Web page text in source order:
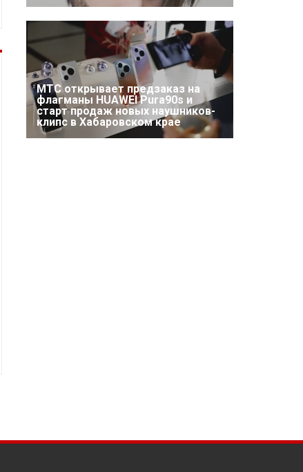
МТС открывает предзаказ на
флагманы HUAWEI Pura90s и
старт продаж новых наушников-
клипс в Хабаровском крае